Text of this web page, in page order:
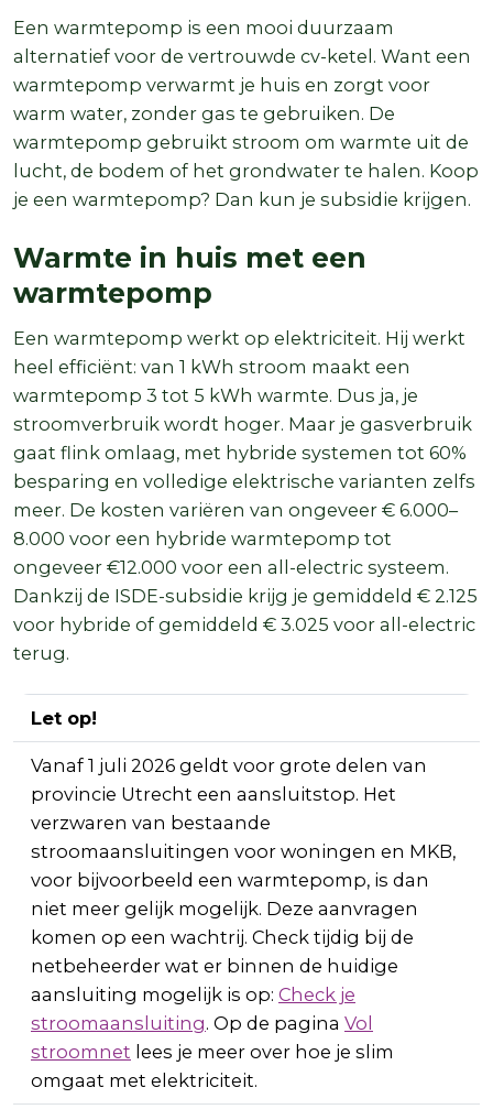
Een warmtepomp is een mooi duurzaam
alternatief voor de vertrouwde cv-ketel. Want een
warmtepomp verwarmt je huis en zorgt voor
warm water, zonder gas te gebruiken. De
warmtepomp gebruikt stroom om warmte uit de
lucht, de bodem of het grondwater te halen. Koop
je een warmtepomp? Dan kun je subsidie krijgen.
Warmte in huis met een
warmtepomp
Een warmtepomp werkt op elektriciteit. Hij werkt
heel efficiënt: van 1 kWh stroom maakt een
warmtepomp 3 tot 5 kWh warmte. Dus ja, je
stroomverbruik wordt hoger. Maar je gasverbruik
gaat flink omlaag, met hybride systemen tot 60%
besparing en volledige elektrische varianten zelfs
meer. De kosten variëren van ongeveer € 6.000–
8.000 voor een hybride warmtepomp tot
ongeveer €12.000 voor een all-electric systeem.
Dankzij de ISDE-subsidie krijg je gemiddeld € 2.125
voor hybride of gemiddeld € 3.025 voor all-electric
terug.
Let op!
Vanaf 1 juli 2026 geldt voor grote delen van
provincie Utrecht een aansluitstop. Het
verzwaren van bestaande
stroomaansluitingen voor woningen en MKB,
voor bijvoorbeeld een warmtepomp, is dan
niet meer gelijk mogelijk. Deze aanvragen
komen op een wachtrij. Check tijdig bij de
netbeheerder wat er binnen de huidige
aansluiting mogelijk is op: Check je
stroomaansluiting. Op de pagina Vol
stroomnet lees je meer over hoe je slim
omgaat met elektriciteit.